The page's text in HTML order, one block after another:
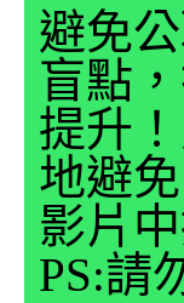
避免
盲點
提升
地避
影片
PS:請